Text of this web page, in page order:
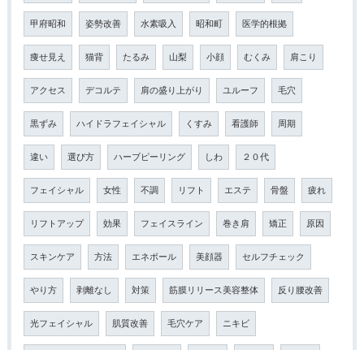
甲府昭和 姿勢改善 水素吸入 昭和町 医学的根拠
痩せ見え 猫背 たるみ 山梨 小顔 むくみ 肩こり
アクセス デコルテ 肩の盛り上がり ユルーフ 毛穴
黒ずみ ハイドラフェイシャル くすみ 看護師 周期
違い 選び方 ハーブピーリング しわ ２０代
フェイシャル 女性 不調 リフト エステ 骨盤 疲れ
リフトアップ 効果 フェイスライン 巻き肩 矯正 原因
スキンケア 方法 エネボール 美顔器 セルフチェック
やり方 剥離なし 対策 筋膜リリース美容整体 反り腰改善
光フェイシャル 肌質改善 毛穴ケア ニキビ